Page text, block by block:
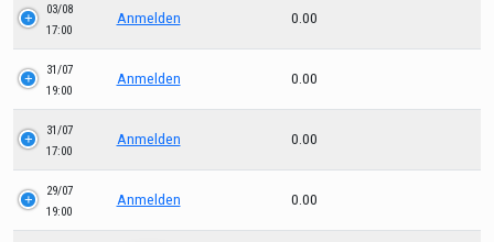
03/08
17:00
Anmelden 0.00
31/07
19:00
Anmelden 0.00
31/07
17:00
Anmelden 0.00
29/07
19:00
Anmelden 0.00